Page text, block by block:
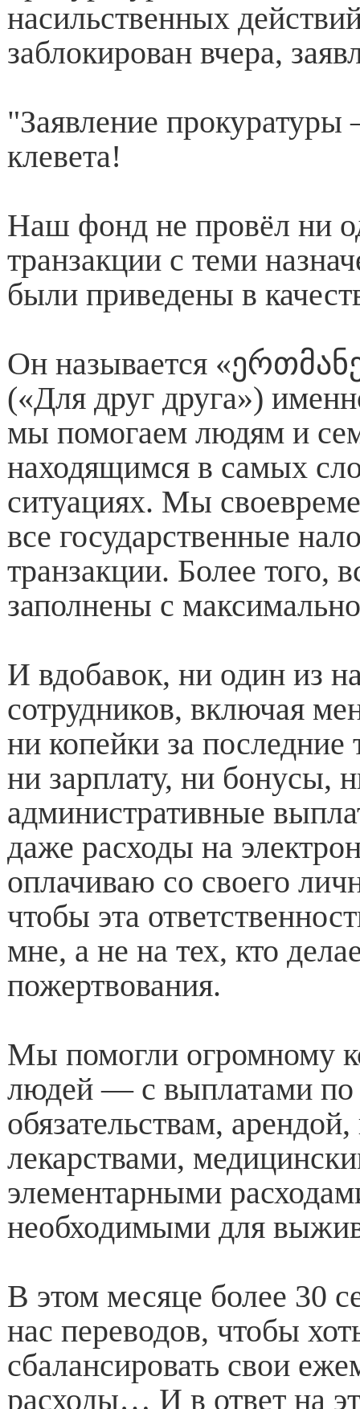
насильственных
заблокирован вчера,
"Заявление
клевета!
Наш фонд не провёл ни
транзакции с теми
были приведены в
Он называется
(«Для друг друга»)
мы помогаем людям и
находящимся в самых
ситуациях. Мы
все государственные
транзакции. Более того,
заполнены с
И вдобавок, ни один из
сотрудников, включая
ни копейки за
ни зарплату, ни бонусы,
административные
даже расходы на
оплачиваю со своего
чтобы эта
мне, а не на тех, кто
пожертвования.
Мы помогли огромному
людей — с выплатами по
обязательствам,
лекарствами,
элементарными
необходимыми для
В этом месяце более 30
нас переводов, чтобы
сбалансировать свои
расходы… И в ответ на